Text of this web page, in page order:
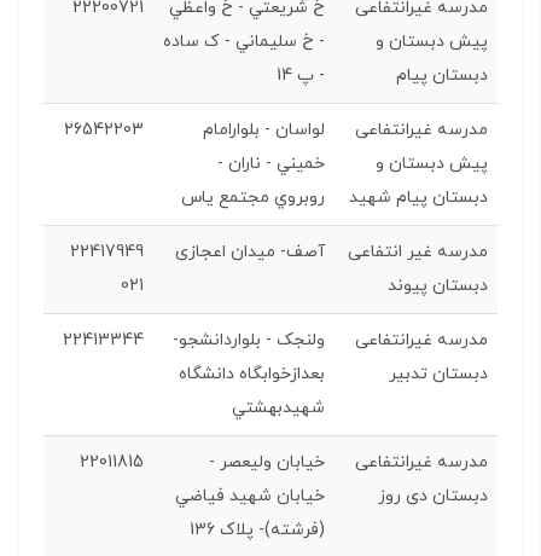
مدرسه غیرانتفاعی
پیش دبستان و
دبستان پیام
خ شريعتي - خ واعظي
- خ سليماني - ک ساده
- پ 14
22200721
مدرسه غیرانتفاعی
پیش دبستان و
دبستان پیام شهید
لواسان - بلوارامام
خميني - ناران -
روبروي مجتمع ياس
26542203
مدرسه غیر انتفاعی
دبستان پیوند
آصف- میدان اعجازی
22417949
021
مدرسه غیرانتفاعی
دبستان تدبیر
ولنجک - بلواردانشجو-
بعدازخوابگاه دانشگاه
شهيدبهشتي
22413344
مدرسه غیرانتفاعی
دبستان دی روز
خيابان وليعصر -
خيابان شهيد فياضي
(فرشته)- پلاک 136
22011815